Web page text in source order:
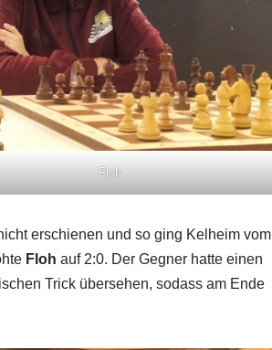
Floh
erschienen und so ging Kelheim vom
Floh auf 2:0. Der Gegner hatte einen
Trick übersehen, sodass am Ende